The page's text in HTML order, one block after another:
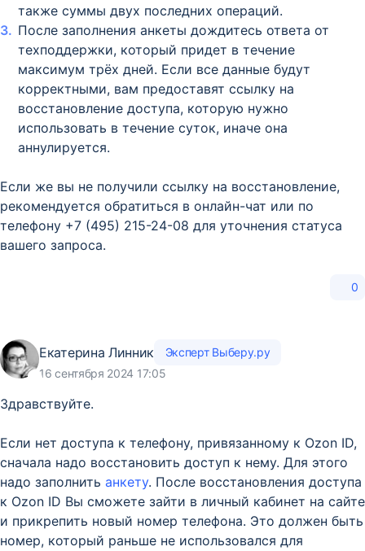
также суммы двух последних операций.
После заполнения анкеты дождитесь ответа от
техподдержки, который придет в течение
максимум трёх дней. Если все данные будут
корректными, вам предоставят ссылку на
восстановление доступа, которую нужно
использовать в течение суток, иначе она
аннулируется.
Если же вы не получили ссылку на восстановление,
рекомендуется обратиться в онлайн-чат или по
телефону +7 (495) 215-24-08 для уточнения статуса
вашего запроса.
0
Екатерина Линник
Эксперт Выберу.ру
16 сентября 2024 17:05
Здравствуйте.
Если нет доступа к телефону, привязанному к Ozon ID,
сначала надо восстановить доступ к нему. Для этого
надо заполнить анкету. После восстановления доступа
к Ozon ID Вы сможете зайти в личный кабинет на сайте
и прикрепить новый номер телефона. Это должен быть
номер, который раньше не использовался для